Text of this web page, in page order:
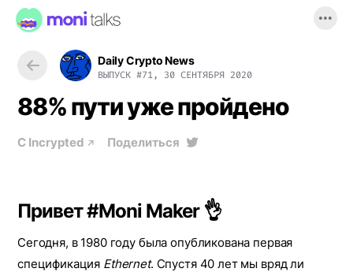
Daily Crypto News
ВЫПУСК #71, 30 СЕНТЯБРЯ 2020
88% пути уже пройдено
С Incrypted Поделиться
Привет #Moni Maker 👌
Сегодня, в 1980 году была опубликована первая
спецификация Ethernet. Спустя 40 лет мы вряд ли